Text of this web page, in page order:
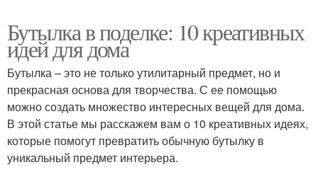
Бутылка в поделке: 10 креативных
идей для дома
Бутылка – это не только утилитарный предмет, но и
прекрасная основа для творчества. С ее помощью
можно создать множество интересных вещей для дома.
В этой статье мы расскажем вам о 10 креативных идеях,
которые помогут превратить обычную бутылку в
уникальный предмет интерьера.